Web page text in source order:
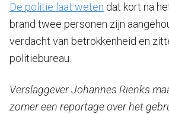
De politie laat weten dat kort na
brand twee personen zijn
verdacht van betrokkenheid en
politiebureau.
Verslaggever Johannes Rienks
zomer een reportage over het